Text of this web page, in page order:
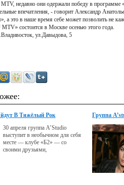
недавно они одержали победу в
впечатления, - говорит Александр
а это в наше время себе может позволить не
состоится в Москве осенью этого года.
ул.Давыдова, 5
В Тяжёлый Рок
30 апреля группа A’Studio
выступит в необычном для себя
месте — клубе «Б2» — со
своими друзьями,
Группа